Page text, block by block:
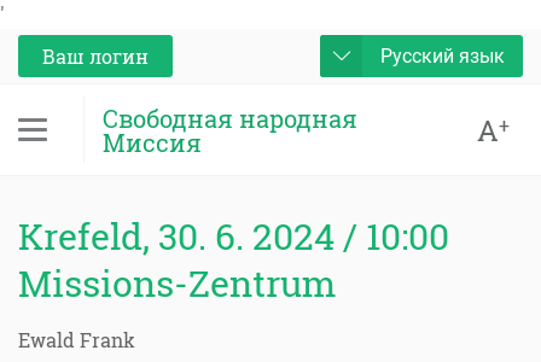
'
Ваш логин
Русский язык
Свободная народная
Миссия A+
Krefeld, 30. 6. 2024 / 10:00
Missions-Zentrum
Ewald Frank